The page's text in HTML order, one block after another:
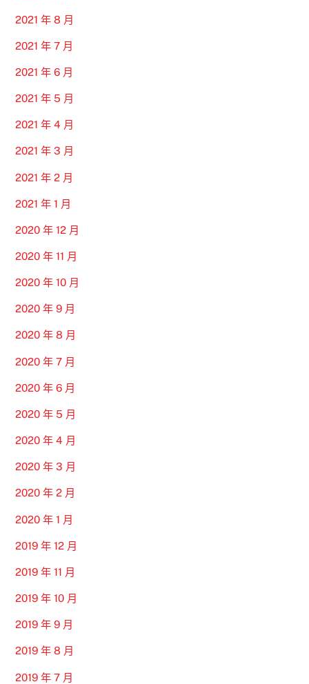
2021 年 8 月
2021 年 7 月
2021 年 6 月
2021 年 5 月
2021 年 4 月
2021 年 3 月
2021 年 2 月
2021 年 1 月
2020 年 12 月
2020 年 11 月
2020 年 10 月
2020 年 9 月
2020 年 8 月
2020 年 7 月
2020 年 6 月
2020 年 5 月
2020 年 4 月
2020 年 3 月
2020 年 2 月
2020 年 1 月
2019 年 12 月
2019 年 11 月
2019 年 10 月
2019 年 9 月
2019 年 8 月
2019 年 7 月